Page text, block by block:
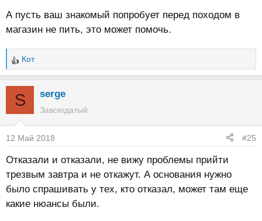
А пусть ваш знакомый попробует перед походом в
магазин не пить, это может помочь.
Р
е
ц
и
и
:
Кот
S serge
Завсегдатый
12 Май 2018 #25
Отказали и отказали, не вижу проблемы прийти
трезвым завтра и не откажут. А основания нужно
было спрашивать у тех, кто отказал, может там еще
какие нюансы были.